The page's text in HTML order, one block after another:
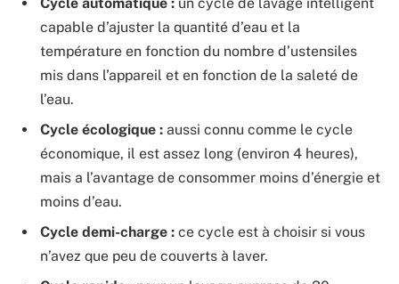
capable d’ajuster la quantité d’eau et la
température en fonction du nombre d’ustensiles
mis dans l’appareil et en fonction de la saleté de
l’eau.
Cycle écologique : aussi connu comme le cycle
économique, il est assez long (environ 4 heures),
mais a l’avantage de consommer moins d’énergie et
moins d’eau.
Cycle demi-charge : ce cycle est à choisir si vous
n’avez que peu de couverts à laver.